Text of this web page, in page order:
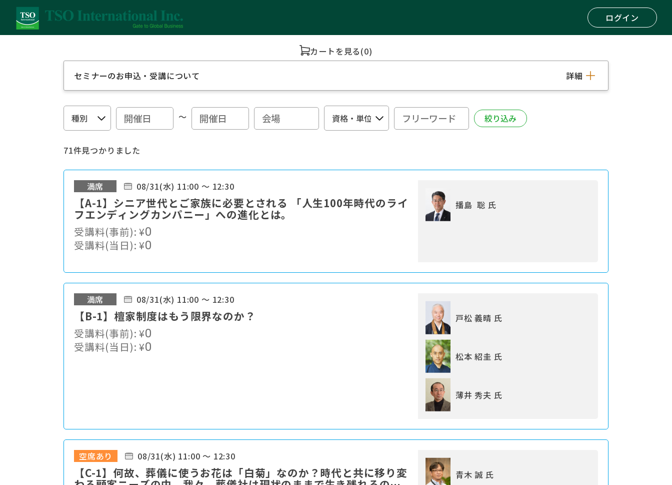
ログイン
カートを見る(0)
セミナーのお申込・受講について 詳細
～
71件見つかりました
満席 08/31(水) 11:00 ～ 12:30
【A-1】シニア世代とご家族に必要とされる 「人生100年時代のライ
フエンディングカンパニー」への進化とは。
受講料(事前):¥0
受講料(当日):¥0
播島 聡 氏
満席 08/31(水) 11:00 ～ 12:30
【B-1】檀家制度はもう限界なのか？
受講料(事前):¥0
受講料(当日):¥0
戸松 義晴 氏
松本 紹圭 氏
薄井 秀夫 氏
空席あり 08/31(水) 11:00 ～ 12:30
【C-1】何故、葬儀に使うお花は「白菊」なのか？時代と共に移り変 青木 誠 氏